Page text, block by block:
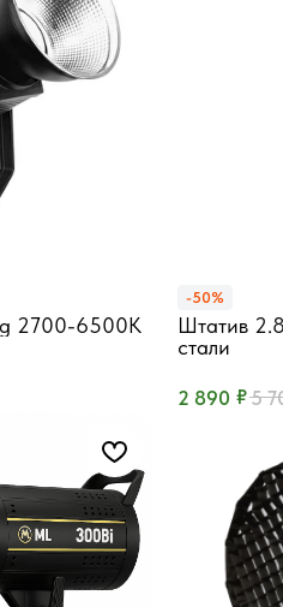
2700-6500K
≥ 95, пульт ДУ
-50%
Штатив
стали
2 890 ₽5